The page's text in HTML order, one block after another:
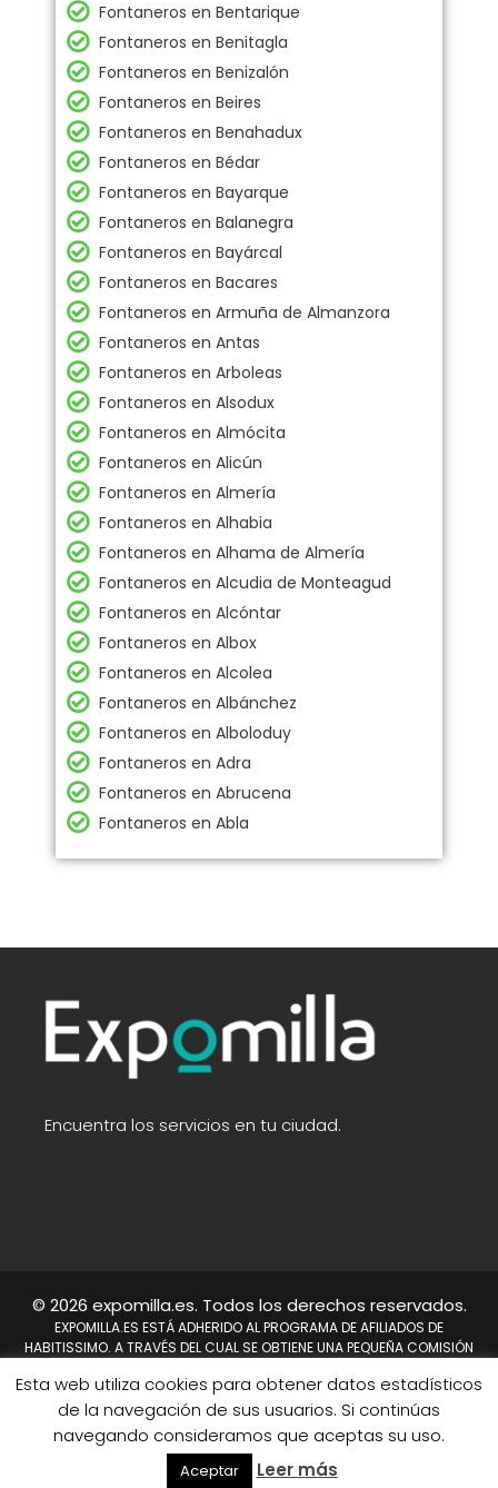
Fontaneros en Bentarique
Fontaneros en Benitagla
Fontaneros en Benizalón
Fontaneros en Beires
Fontaneros en Benahadux
Fontaneros en Bédar
Fontaneros en Bayarque
Fontaneros en Balanegra
Fontaneros en Bayárcal
Fontaneros en Bacares
Fontaneros en Armuña de Almanzora
Fontaneros en Antas
Fontaneros en Arboleas
Fontaneros en Alsodux
Fontaneros en Almócita
Fontaneros en Alicún
Fontaneros en Almería
Fontaneros en Alhabia
Fontaneros en Alhama de Almería
Fontaneros en Alcudia de Monteagud
Fontaneros en Alcóntar
Fontaneros en Albox
Fontaneros en Alcolea
Fontaneros en Albánchez
Fontaneros en Alboloduy
Fontaneros en Adra
Fontaneros en Abrucena
Fontaneros en Abla
Encuentra los servicios en tu ciudad.
© 2026 expomilla.es. Todos los derechos reservados.
EXPOMILLA.ES ESTÁ ADHERIDO AL PROGRAMA DE AFILIADOS DE
HABITISSIMO. A TRAVÉS DEL CUAL SE OBTIENE UNA PEQUEÑA COMISIÓN
EN CAMBIO A NOSOTROS NOS PERMITE CONTINUAR TRABAJANDO DÍA A
DÍA PARA MEJORAR EL SITIO WEB.
HABITISSIMO Y TAMBIÉN EL LOGO DE HABITISSIMO SON MARCAS
REGISTRADAS DE HABITISSIMO.ES O SUS AFILIADOS.
Mapa del sitio
Esta web utiliza cookies para obtener datos estadísticos
de la navegación de sus usuarios. Si continúas
navegando consideramos que aceptas su uso.
Aceptar Leer más